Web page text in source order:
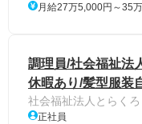
月給27万5,000円～35
調理員/社会福祉法
休暇あり/髪型服装
社会福祉法人とらくろ
正社員